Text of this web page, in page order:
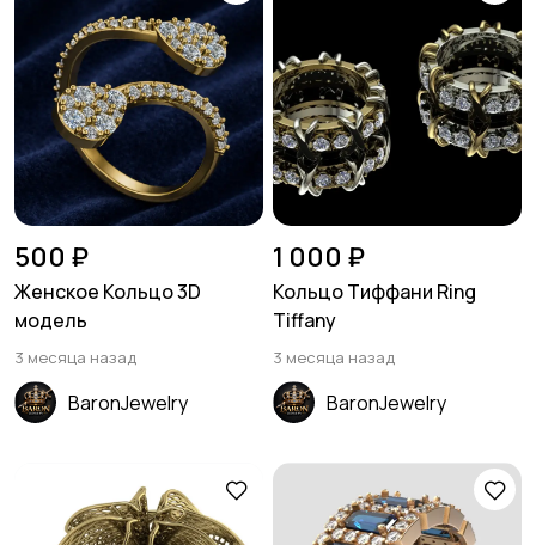
500 ₽
Женское Кольцо 3D
модель
3 месяца назад
BaronJewelry
1 000 ₽
Кольцо Тиффани Ring
Tiffany
3 месяца назад
BaronJewelry